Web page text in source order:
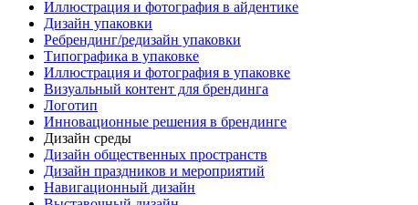
Иллюстрация и фотография в айдентике
Дизайн упаковки
Ребрендинг/редизайн упаковки
Типографика в упаковке
Иллюстрация и фотография в упаковке
Визуальный контент для брендинга
Логотип
Инновационные решения в брендинге
Дизайн среды
Дизайн общественных пространств
Дизайн праздников и мероприятий
Навигационный дизайн